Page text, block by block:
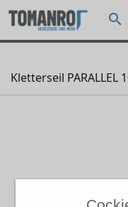
Kletterseil PARALLEL